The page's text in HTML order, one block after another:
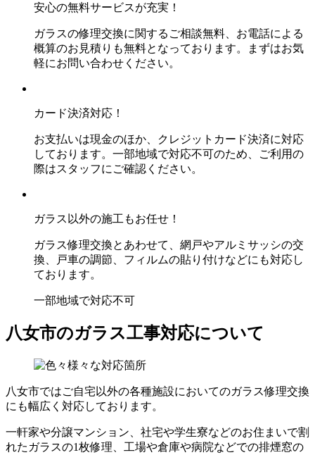
安心の無料サービスが充実！
ガラスの修理交換に関するご相談無料、お電話による
概算のお見積りも無料となっております。まずはお気
軽にお問い合わせください。
カード決済対応！
お支払いは現金のほか、クレジットカード決済に対応
しております。一部地域で対応不可のため、ご利用の
際はスタッフにご確認ください。
ガラス以外の施工もお任せ！
ガラス修理交換とあわせて、網戸やアルミサッシの交
換、戸車の調節、フィルムの貼り付けなどにも対応し
ております。
一部地域で対応不可
八女市のガラス工事対応について
八女市ではご自宅以外の各種施設においてのガラス修理交換
にも幅広く対応しております。
一軒家や分譲マンション、社宅や学生寮などのお住まいで割
れたガラスの1枚修理、工場や倉庫や病院などでの排煙窓の